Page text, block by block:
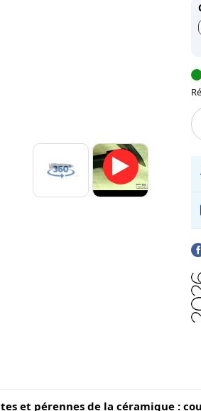
et pérennes de la céramique :